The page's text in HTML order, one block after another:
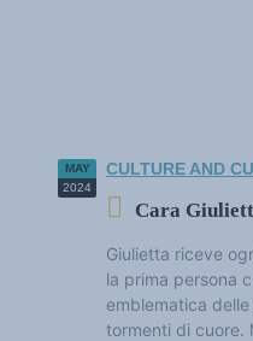
Terminology
Reference texts
THEMATIC FILES
Education and research
Culture and cultural industries
Eco. and social matters
Accès au dictionnaire des
NEWS AND EVENTS
MAY
2024
CULTURE AND
Cara
Giulietta riceve
la prima persona
emblematica
tormenti di cuore.